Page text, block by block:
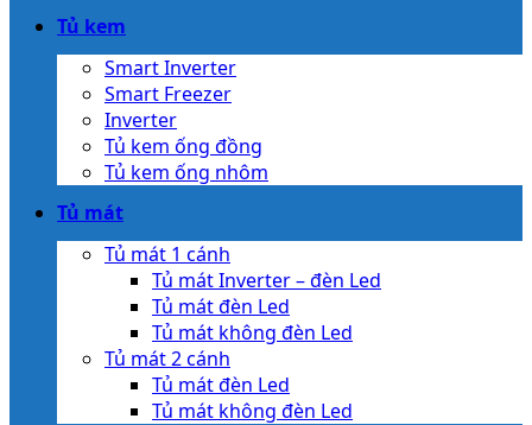
Tủ kem
Smart Inverter
Smart Freezer
Inverter
Tủ kem ống đồng
Tủ kem ống nhôm
Tủ mát
Tủ mát 1 cánh
Tủ mát Inverter – đèn Led
Tủ mát đèn Led
Tủ mát không đèn Led
Tủ mát 2 cánh
Tủ mát đèn Led
Tủ mát không đèn Led